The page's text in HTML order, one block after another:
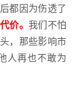
都因为伤透了
价。我们不怕
，那些影响市
人再也不敢为